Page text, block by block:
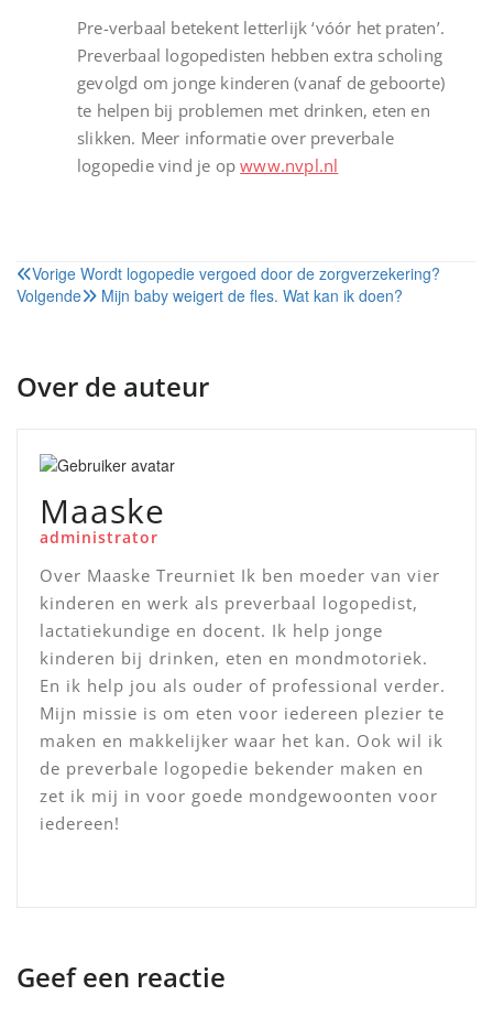
Pre-verbaal betekent letterlijk ‘vóór het praten’.
Preverbaal logopedisten hebben extra scholing
gevolgd om jonge kinderen (vanaf de geboorte)
te helpen bij problemen met drinken, eten en
slikken. Meer informatie over preverbale
logopedie vind je opwww.nvpl.nl
Bericht
navigatie
Vorige Wordt logopedie vergoed door de zorgverzekering?
Volgende
Mijn baby weigert de fles. Wat kan ik doen?
Over de auteur
Maaske
administrator
Over Maaske Treurniet Ik ben moeder van vier
kinderen en werk als preverbaal logopedist,
lactatiekundige en docent. Ik help jonge
kinderen bij drinken, eten en mondmotoriek.
En ik help jou als ouder of professional verder.
Mijn missie is om eten voor iedereen plezier te
maken en makkelijker waar het kan. Ook wil ik
de preverbale logopedie bekender maken en
zet ik mij in voor goede mondgewoonten voor
iedereen!
Geef een reactie